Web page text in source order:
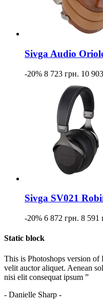
Sivga Audio
-20% 8 723 грн. 10
Sivga SV021
-20% 6 872 грн. 8 591
Static block
This is Photoshops version
velit auctor aliquet. Aenean
nisi elit consequat ipsum ”
- Danielle Sharp -